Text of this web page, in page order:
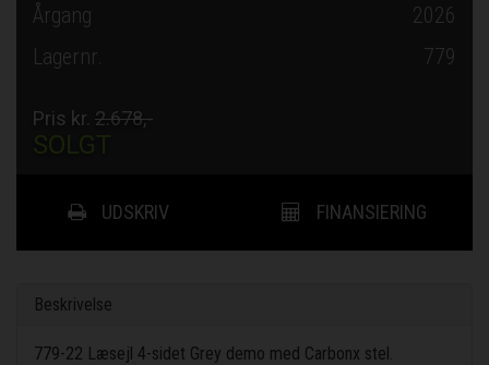
Årgang
2026
Lagernr.
779
Pris kr. 2.678,-
SOLGT
UDSKRIV FINANSIERING
Beskrivelse
779-22 Læsejl 4-sidet Grey demo med Carbonx stel.